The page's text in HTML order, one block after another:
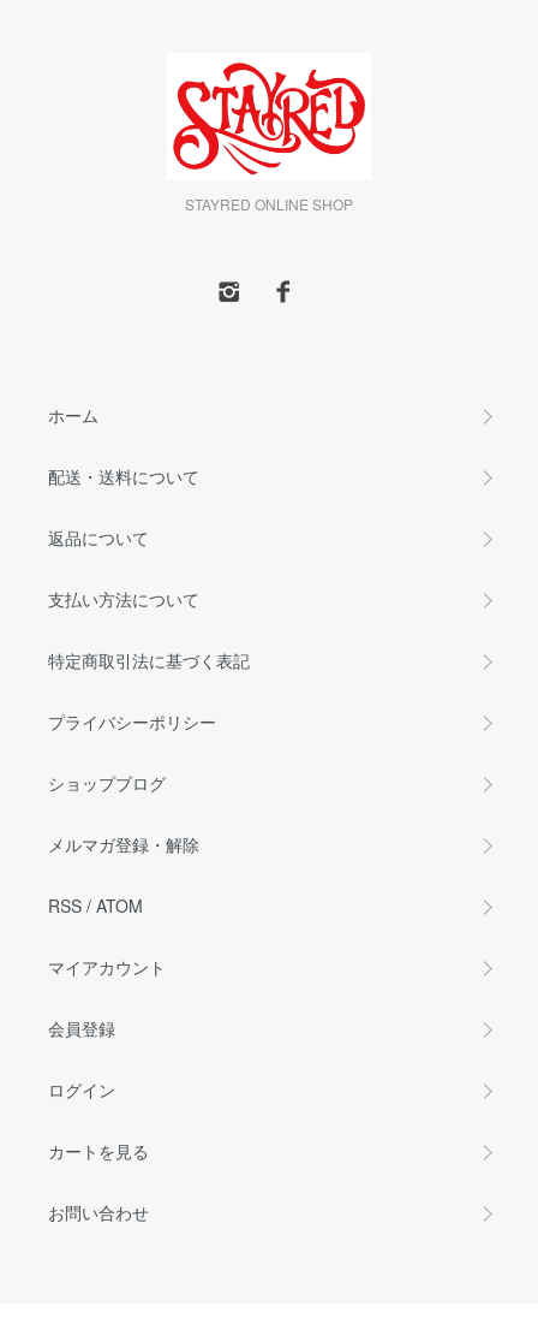
STAYRED ONLINE SHOP
ホーム
配送・送料について
返品について
支払い方法について
特定商取引法に基づく表記
プライバシーポリシー
ショップブログ
メルマガ登録・解除
RSS / ATOM
マイアカウント
会員登録
ログイン
カートを見る
お問い合わせ